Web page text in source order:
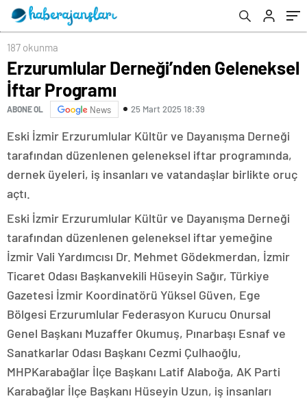
187 okunma
Erzurumlular Derneği’nden Geleneksel
İftar Programı
ABONE OL News 25 Mart 2025 18:39
Eski İzmir Erzurumlular Kültür ve Dayanışma Derneği
tarafından düzenlenen geleneksel iftar programında,
dernek üyeleri, iş insanları ve vatandaşlar birlikte oruç
açtı.
Eski İzmir Erzurumlular Kültür ve Dayanışma Derneği
tarafından düzenlenen geleneksel iftar yemeğine
İzmir Vali Yardımcısı Dr. Mehmet Gödekmerdan, İzmir
Ticaret Odası Başkanvekili Hüseyin Sağır, Türkiye
Gazetesi İzmir Koordinatörü Yüksel Güven, Ege
Bölgesi Erzurumlular Federasyon Kurucu Onursal
Genel Başkanı Muzaffer Okumuş, Pınarbaşı Esnaf ve
Sanatkarlar Odası Başkanı Cezmi Çulhaoğlu,
MHPKarabağlar İlçe Başkanı Latif Alaboğa, AK Parti
Karabağlar İlçe Başkanı Hüseyin Uzun, iş insanları